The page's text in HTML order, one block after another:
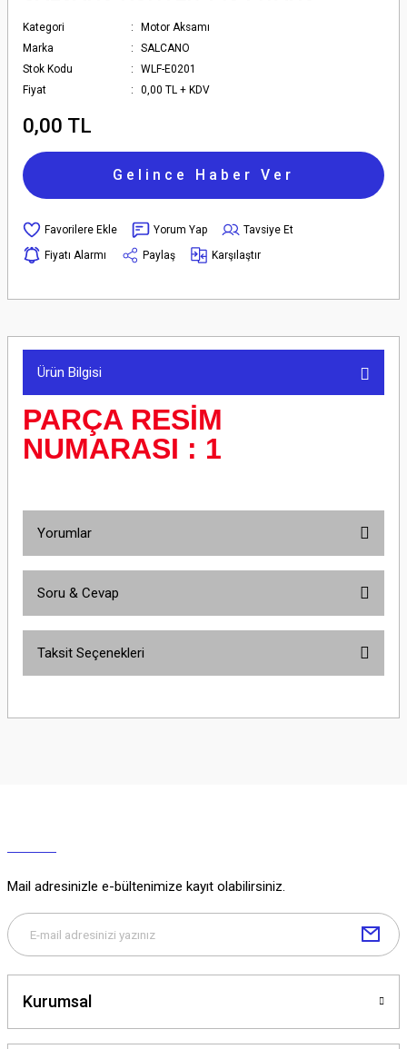
Kategori
Motor Aksamı
Marka
SALCANO
Stok Kodu
WLF-E0201
Fiyat
0,00 TL + KDV
0,00 TL
Gelince Haber Ver
Yorum Yap
Tavsiye Et
Fiyatı Alarmı
Paylaş Karşılaştır
Ürün Bilgisi
PARÇA RESİM
NUMARASI : 1
Yorumlar
Soru & Cevap
Soru Sor
Taksit Seçenekleri
Mail adresinizle e-bültenimize kayıt olabilirsiniz.
Kurumsal